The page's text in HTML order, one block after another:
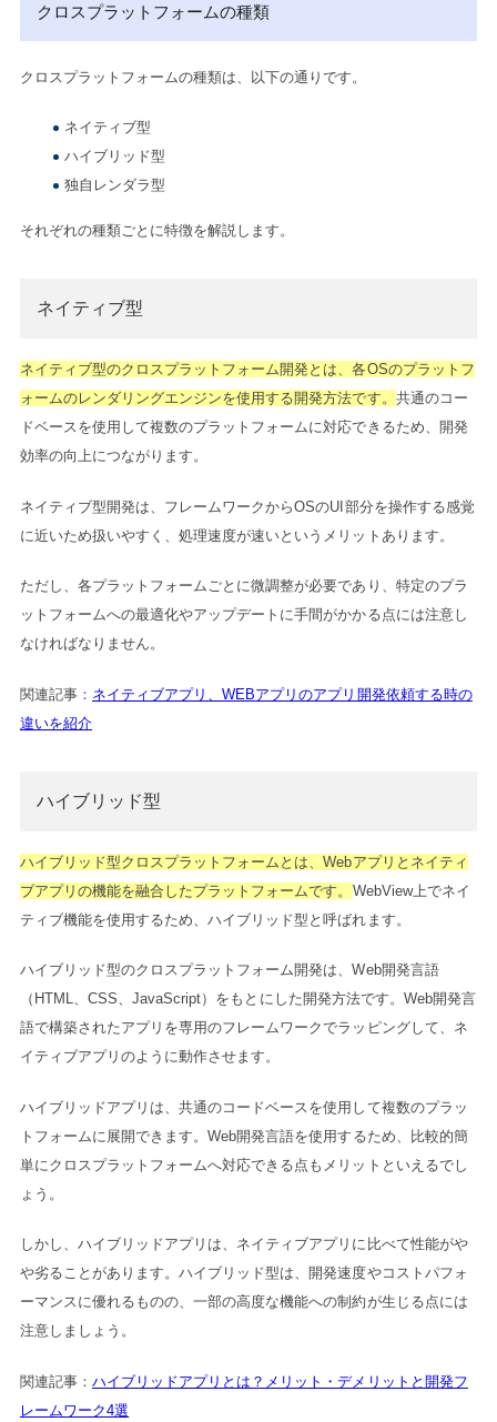
クロスプラットフォームの種類
クロスプラットフォームの種類は、以下の通りです。
ネイティブ型
ハイブリッド型
独自レンダラ型
それぞれの種類ごとに特徴を解説します。
ネイティブ型
ネイティブ型のクロスプラットフォーム開発とは、各OSのプラットフ
ォームのレンダリングエンジンを使用する開発方法です。 共通のコー
ドベースを使用して複数のプラットフォームに対応できるため、開発
効率の向上につながります。
ネイティブ型開発は、フレームワークからOSのUI部分を操作する感覚
に近いため扱いやすく、処理速度が速いというメリットあります。
ただし、各プラットフォームごとに微調整が必要であり、特定のプラ
ットフォームへの最適化やアップデートに手間がかかる点には注意し
なければなりません。
関連記事： ネイティブアプリ、WEBアプリのアプリ開発依頼する時の
違いを紹介
ハイブリッド型
ハイブリッド型クロスプラットフォームとは、Webアプリとネイティ
ブアプリの機能を融合したプラットフォームです。 WebView上でネイ
ティブ機能を使用するため、ハイブリッド型と呼ばれます。
ハイブリッド型のクロスプラットフォーム開発は、Web開発言語
（HTML、CSS、JavaScript）をもとにした開発方法です。Web開発言
語で構築されたアプリを専用のフレームワークでラッピングして、ネ
イティブアプリのように動作させます。
ハイブリッドアプリは、共通のコードベースを使用して複数のプラッ
トフォームに展開できます。Web開発言語を使用するため、比較的簡
単にクロスプラットフォームへ対応できる点もメリットといえるでし
ょう。
しかし、ハイブリッドアプリは、ネイティブアプリに比べて性能がや
や劣ることがあります。ハイブリッド型は、開発速度やコストパフォ
ーマンスに優れるものの、一部の高度な機能への制約が生じる点には
注意しましょう。
関連記事：ハイブリッドアプリとは？メリット・デメリットと開発フ
レームワーク4選